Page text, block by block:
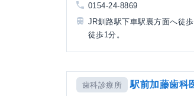
0154-24-8869
JR釧路駅下車駅裏方面へ徒
徒歩1分。
歯科診療所 駅前加藤歯科